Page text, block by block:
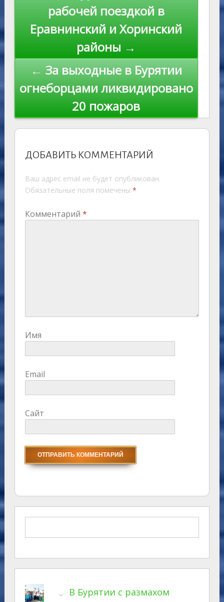
ki
k
записям
рабочей поездкой в
Еравнинский и Хоринский
районы →
← За выходные в Бурятии
огнеборцами ликвидировано
20 пожаров
ДОБАВИТЬ КОММЕНТАРИЙ
Ваш адрес email не будет опубликован.
Обязательные поля помечены *
Комментарий *
Имя
Email
Сайт
В Бурятии с размахом